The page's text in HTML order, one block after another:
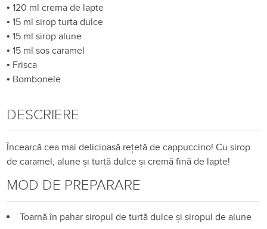
•120 ml crema de lapte
•15 ml sirop turta dulce
•15 ml sirop alune
•15 ml sos caramel
• Frisca
• Bombonele
DESCRIERE
Încearcă cea mai delicioasă rețetă de cappuccino! Cu sirop
de caramel, alune și turtă dulce și cremă fină de lapte!
MOD DE PREPARARE
Toarnă în pahar siropul de turtă dulce și siropul de alune